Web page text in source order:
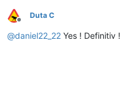
Deconectat
Duta C
@daniel22_22 Yes ! Definitiv !